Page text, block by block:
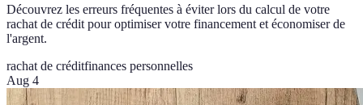
Découvrez les erreurs fréquentes à éviter lors du calcul de votre
rachat de crédit pour optimiser votre financement et économiser de
l'argent.
rachat de créditfinances personnelles
Aug 4